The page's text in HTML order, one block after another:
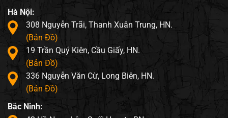
Hà Nội:
308 Nguyễn Trãi, Thanh Xuân Trung, HN.
(Bản Đồ)
19 Trần Quý Kiên, Cầu Giấy, HN.
(Bản Đồ)
336 Nguyễn Văn Cừ, Long Biên, HN.
(Bản Đồ)
Bắc Ninh: